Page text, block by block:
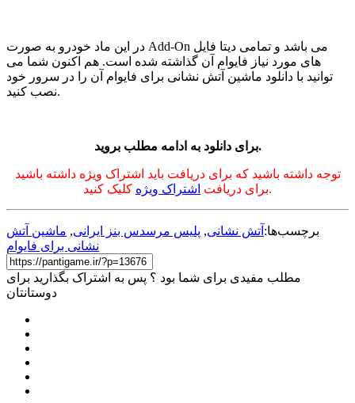
در این ماد خودرو به صورت Add-On می باشد و تمامی دیتا فایل
های مورد نیاز فایوام آن گذاشته شده است. هم اکنون شما می
توانید با دانلود ماشین آتش نشانی برای فایوام آن را در سرور خود
نصب کنید.
برای دانلود به ادامه مطلب بروید.
توجه داشته باشید که برای دریافت باید اشتراک ویژه داشته باشید
برای دریافت اشتراک ویژه کلیک کنید.
برچسب‌ها: آتش نشانی, پلیس مرسدس بنز ایرانی, ماشین آتش
نشانی برای فایوام
مطلب مفیدی برای شما بود ؟ پس به اشتراک بگذارید برای
دوستانتان